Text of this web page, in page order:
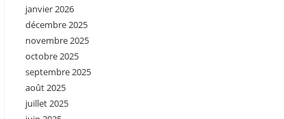
janvier 2026
décembre 2025
novembre 2025
octobre 2025
septembre 2025
août 2025
juillet 2025